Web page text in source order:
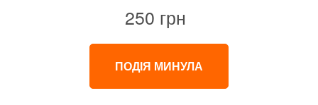
250 грн
ПОДІЯ МИНУЛА